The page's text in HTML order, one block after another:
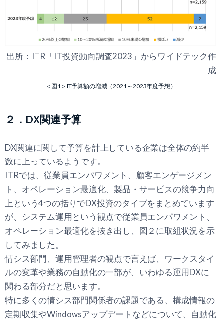
出所：ITR「IT投資動向調査2023」からワイドテック作
成
＜図1＞IT予算額の増減（2021～2023年度予想）
２．DX関連予算
DX関連に関して予算を計上している企業は全体の約半
数に上っているようです。
ITRでは、従業員エンパワメント、顧客エンゲージメン
ト、オペレーション最適化、製品・サービスの競争力向
上という4つの括りでDX投資のタイプをまとめています
が、システム運用という観点で従業員エンパワメント、
オペレーション最適化を抜き出し、図２に取組状況を示
してみました。
情シス部門、運用管理者の観点で言えば、ワークスタイ
ルの変革や業務の自動化の一部が、いわゆる運用DXに
関わる部分だと思います。
特に多くの情シス部門関係者の課題である、構成情報の
定期収集やWindowsアップデートなどについて、自動化